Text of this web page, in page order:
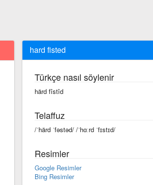
hard fisted
Türkçe nasıl söylenir
härd fîstîd
Telaffuz
/ˈhärd ˈfəstəd/ /ˈhɑːrd ˈfɪstɪd/
Resimler
Google Resimler
Bing Resimler